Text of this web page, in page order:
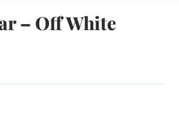
– Off White